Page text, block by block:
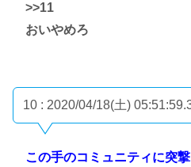
>>11
おいやめろ
10 : 2020/04/18(土)
この手のコミュニティに突